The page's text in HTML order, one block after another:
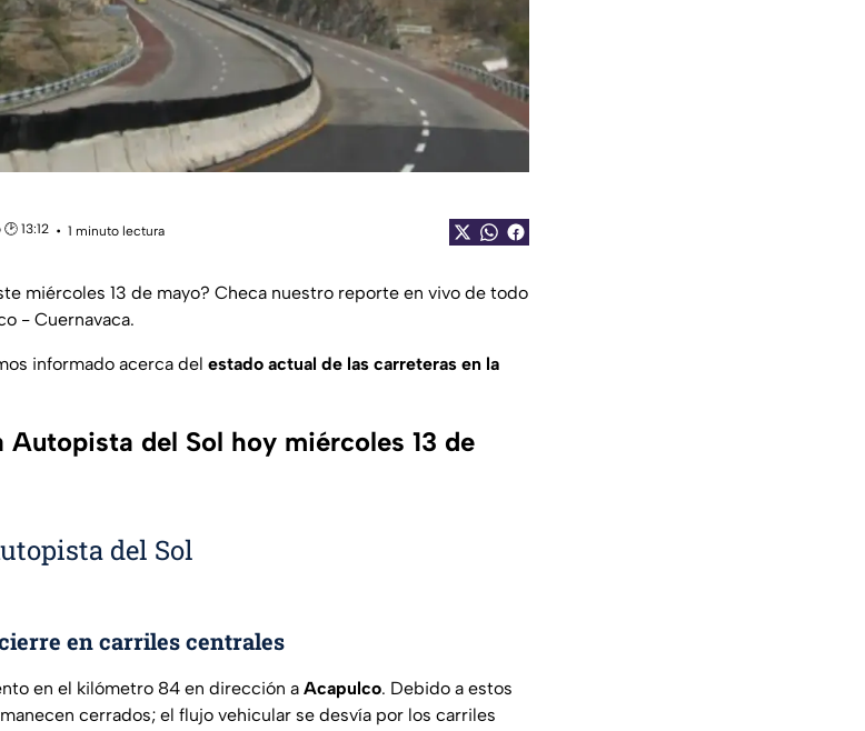
13:12
1 minuto lectura
miércoles 13 de mayo? Checa nuestro reporte en vivo de todo
- Cuernavaca.
informado acerca del estado actual de las carreteras en la
Autopista del Sol hoy miércoles 13 de
del Sol
en carriles centrales
en el kilómetro 84 en dirección a Acapulco. Debido a estos
cerrados; el flujo vehicular se desvía por los carriles